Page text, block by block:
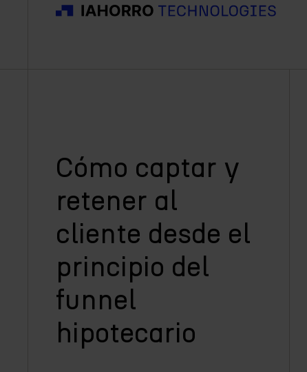
Cómo captar y
retener al
cliente desde el
principio del
funnel
hipotecario